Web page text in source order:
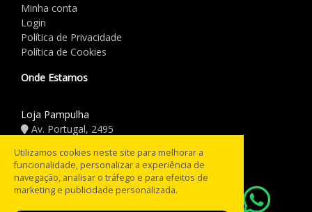
Minha conta
Login
Política de Privacidade
Política de Cookies
Onde Estamos
Loja Pampulha
Av. Portugal, 2495
Horário de Funcionamento
Seg a Sex: 08:00 às 18:00
Utilizamos cookies neste site para melhorar a
funcionalidade, personalizar a experiência de
navegação, analisar o tráfego e para efeitos de
marketing e publicidade personalizada.